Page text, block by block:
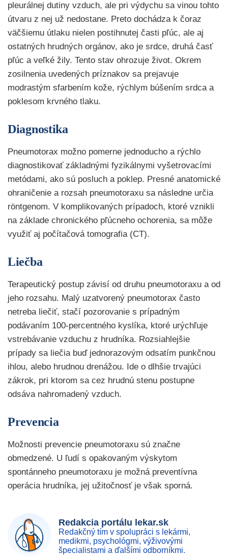
pleurálnej dutiny vzduch, ale pri výdychu sa vinou tohto
útvaru z nej už nedostane. Preto dochádza k čoraz
väčšiemu útlaku nielen postihnutej časti pľúc, ale aj
ostatných hrudných orgánov, ako je srdce, druhá časť
pľúc a veľké žily. Tento stav ohrozuje život. Okrem
zosilnenia uvedených príznakov sa prejavuje
modrastým sfarbením kože, rýchlym búšením srdca a
poklesom krvného tlaku.
Diagnostika
Pneumotorax možno pomerne jednoducho a rýchlo
diagnostikovať základnými fyzikálnymi vyšetrovacími
metódami, ako sú posluch a poklep. Presné anatomické
ohraničenie a rozsah pneumotoraxu sa následne určia
röntgenom. V komplikovaných prípadoch, ktoré vznikli
na základe chronického pľúcneho ochorenia, sa môže
využiť aj počítačová tomografia (CT).
Liečba
Terapeutický postup závisí od druhu pneumotoraxu a od
jeho rozsahu. Malý uzatvorený pneumotorax často
netreba liečiť, stačí pozorovanie s prípadným
podávaním 100-percentného kyslíka, ktoré urýchľuje
vstrebávanie vzduchu z hrudníka. Rozsiahlejšie
prípady sa liečia buď jednorazovým odsatím punkčnou
ihlou, alebo hrudnou drenážou. Ide o dlhšie trvajúci
zákrok, pri ktorom sa cez hrudnú stenu postupne
odsáva nahromadený vzduch.
Prevencia
Možnosti prevencie pneumotoraxu sú značne
obmedzené. U ľudí s opakovaným výskytom
spontánneho pneumotoraxu je možná preventívna
operácia hrudníka, jej užitočnosť je však sporná.
Redakcia portálu lekar.sk
Redakčný tím v spolupráci s lekármi,
medikmi, psychológmi, výživovými
špecialistami a ďalšími odborníkmi.